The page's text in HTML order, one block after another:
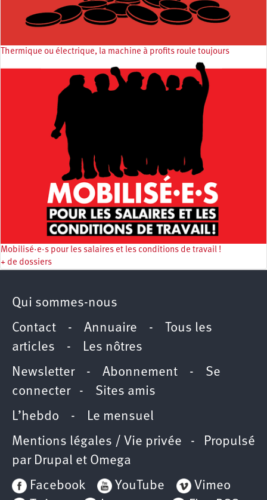
Thermique ou électrique, la machine à profits roule toujours
Mobilisé·e·s pour les salaires et les conditions de travail !
+ de dossiers
Qui sommes-nous
Contact - Annuaire -
Tous les
articles - Les nôtres
Newsletter- Abonnement - Se
connecter- Sites amis
L’hebdo - Le mensuel
Mentions légales / Vie privée - Propulsé
par Drupal et Omega
Facebook
YouTube
Vimeo